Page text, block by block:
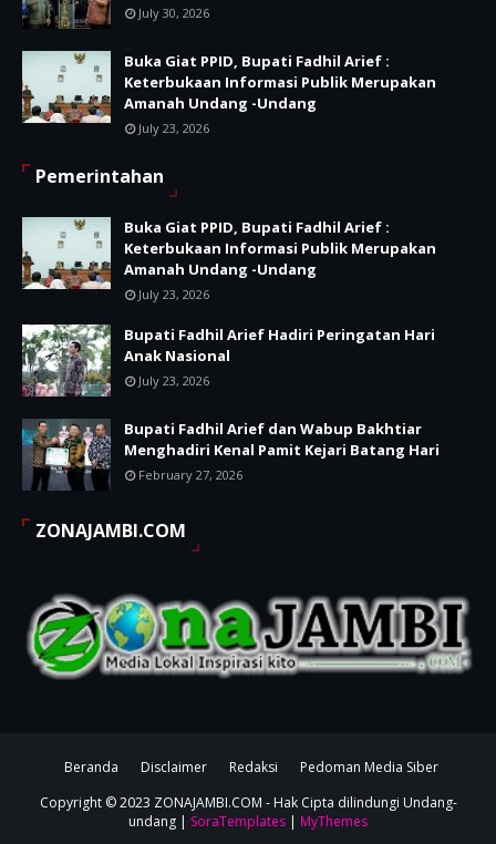
July 30, 2026
Buka Giat PPID, Bupati Fadhil Arief :
Keterbukaan Informasi Publik Merupakan
Amanah Undang -Undang
July 23, 2026
Pemerintahan
Buka Giat PPID, Bupati Fadhil Arief :
Keterbukaan Informasi Publik Merupakan
Amanah Undang -Undang
July 23, 2026
Bupati Fadhil Arief Hadiri Peringatan Hari
Anak Nasional
July 23, 2026
Bupati Fadhil Arief dan Wabup Bakhtiar
Menghadiri Kenal Pamit Kejari Batang Hari
February 27, 2026
ZONAJAMBI.COM
Beranda Disclaimer Redaksi
Pedoman Media Siber
Copyright © 2023 ZONAJAMBI.COM - Hak Cipta dilindungi Undang-
undang | SoraTemplates | MyThemes